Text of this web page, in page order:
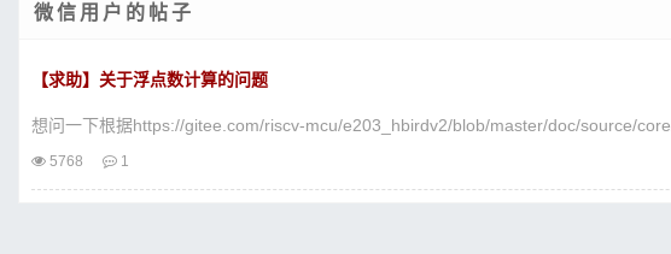
微信用户的帖子
【求助】关于浮点数计算的问题
想问一下根据https://gitee.com/riscv-mcu/e203_hbirdv2/blob/master/doc/source/
5768 1